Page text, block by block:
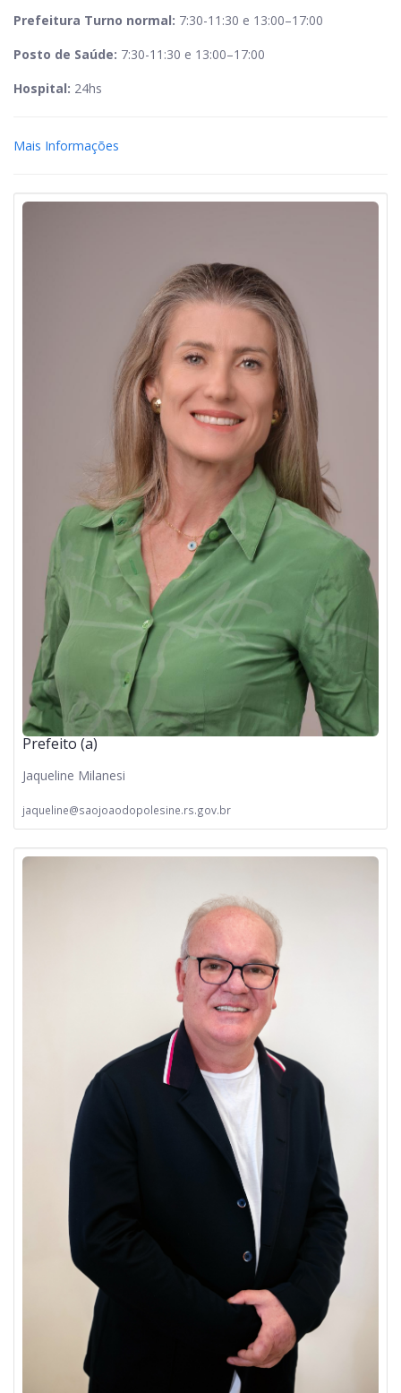
Prefeitura Turno normal: 7:30-11:30 e 13:00–17:00
Posto de Saúde: 7:30-11:30 e 13:00–17:00
Hospital: 24hs
Mais Informações
Prefeito (a)
Jaqueline Milanesi
jaqueline@saojoaodopolesine.rs.gov.br